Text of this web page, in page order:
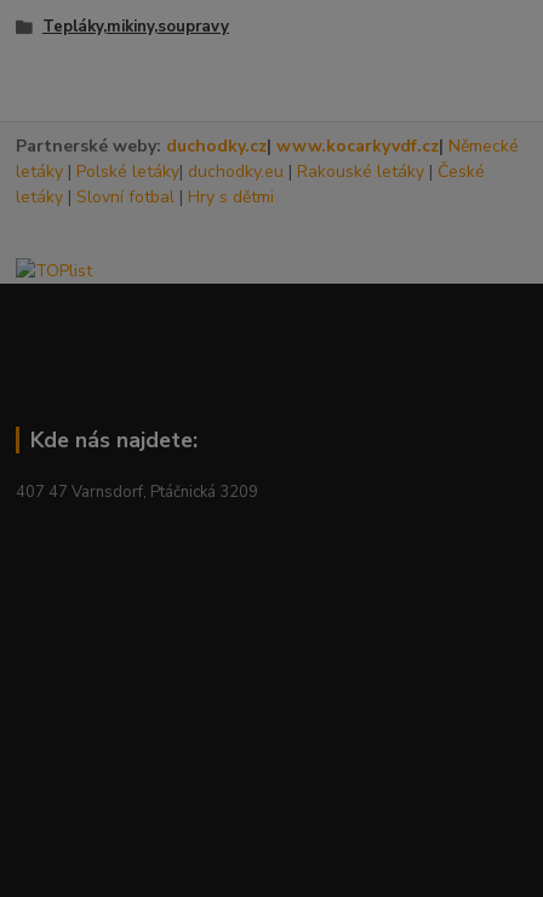
Tepláky,mikiny,soupravy
Partnerské weby: duchodky.cz|www.kocarkyvdf.cz| Německé
letáky | Polské letáky| duchodky.eu | Rakouské letáky | České
letáky | Slovní fotbal | Hry s dětmi
Kde nás najdete:
407 47 Varnsdorf, Ptáčnická 3209